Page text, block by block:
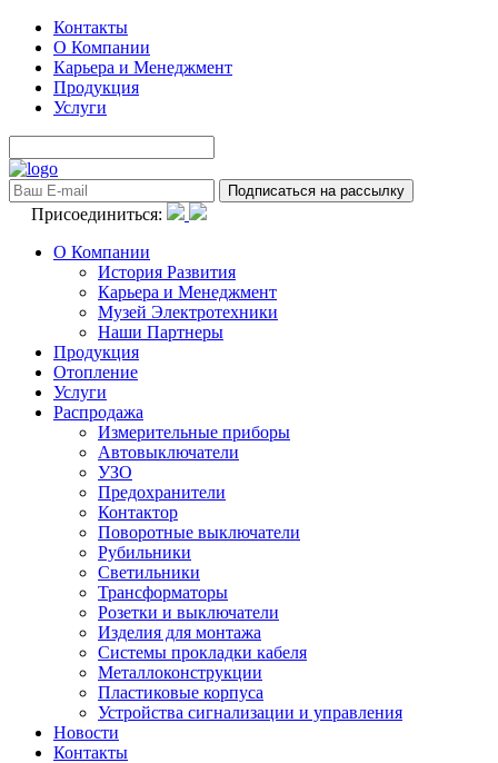
Контакты
О Компании
Карьера и Менеджмент
Продукция
Услуги
Присоединиться:
О Компании
История Развития
Карьера и Менеджмент
Музей Электротехники
Наши Партнеры
Продукция
Отопление
Услуги
Распродажа
Измерительные приборы
Автовыключатели
УЗО
Предохранители
Контактор
Поворотные выключатели
Рубильники
Светильники
Трансформаторы
Розетки и выключатели
Изделия для монтажа
Системы прокладки кабеля
Металлоконcтрукции
Пластиковые корпуса
Устройства сигнализации и управления
Новости
Контакты